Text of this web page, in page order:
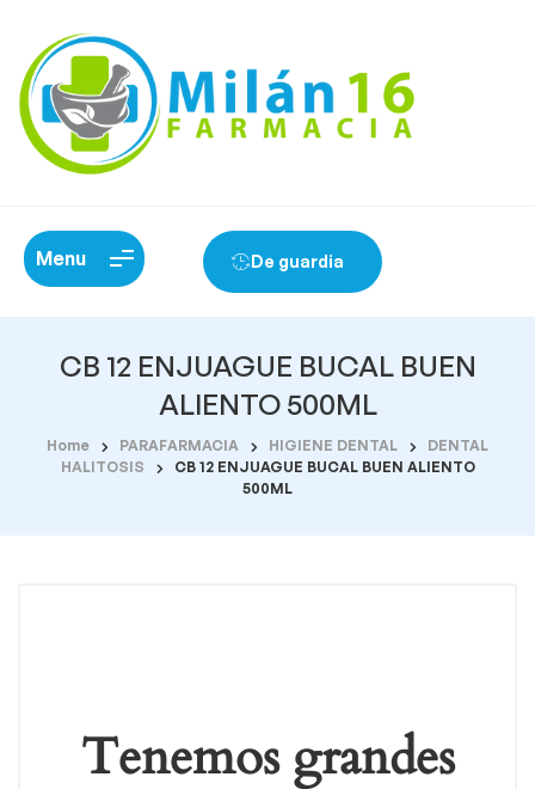
Menu De guardia
CB 12 ENJUAGUE BUCAL BUEN
ALIENTO 500ML
Home PARAFARMACIA HIGIENE DENTAL
DENTAL
HALITOSIS
CB 12 ENJUAGUE BUCAL BUEN ALIENTO
500ML
Tenemos grandes